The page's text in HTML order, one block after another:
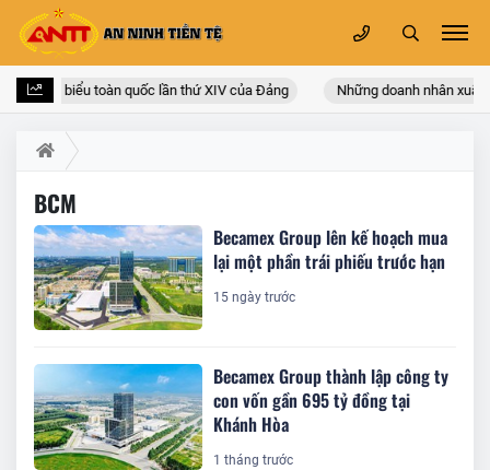
hội đại biểu toàn quốc lần thứ XIV của Đảng Những doanh nhân xuất
BCM
Becamex Group lên kế hoạch mua
lại một phần trái phiếu trước hạn
15 ngày trước
Becamex Group thành lập công ty
con vốn gần 695 tỷ đồng tại
Khánh Hòa
1 tháng trước